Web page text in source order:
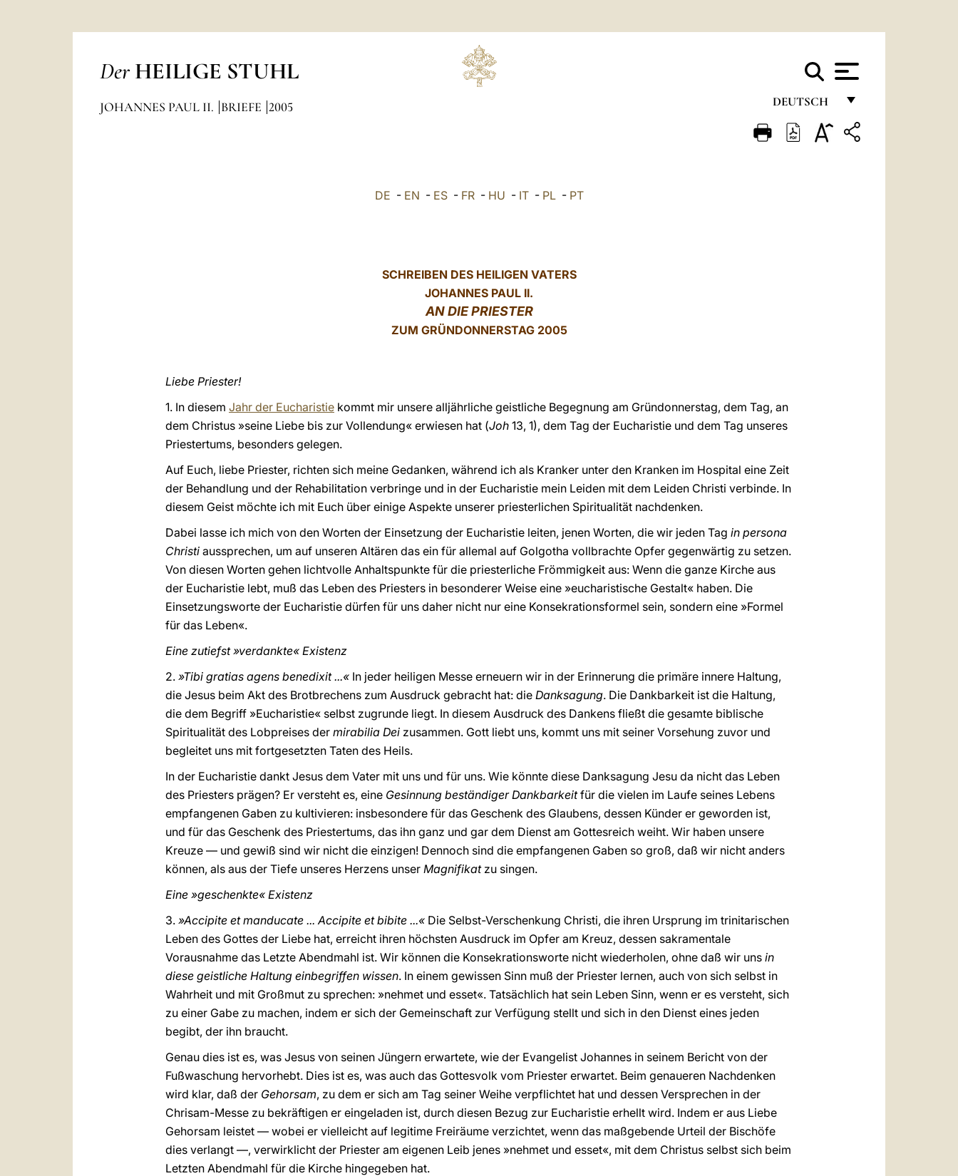
Der HEILIGE STUHL
DEUTSCH
FRANÇAIS
JOHANNES PAUL II. BRIEFE 2005
DE - EN - ES- FR- HU - IT- PL- PT
SCHREIBEN DES HEILIGEN VATERS
JOHANNES PAUL II.
AN DIE PRIESTER
ZUM GRÜNDONNERSTAG 2005
Liebe Priester!
1. In diesem Jahr der Eucharistie kommt mir unsere alljährliche geistliche Begegnung am Gründonnerstag, dem Tag, an
dem Christus »seine Liebe bis zur Vollendung« erwiesen hat (Joh 13, 1), dem Tag der Eucharistie und dem Tag unseres
Priestertums, besonders gelegen.
Auf Euch, liebe Priester, richten sich meine Gedanken, während ich als Kranker unter den Kranken im Hospital eine Zeit
der Behandlung und der Rehabilitation verbringe und in der Eucharistie mein Leiden mit dem Leiden Christi verbinde. In
diesem Geist möchte ich mit Euch über einige Aspekte unserer priesterlichen Spiritualität nachdenken.
Dabei lasse ich mich von den Worten der Einsetzung der Eucharistie leiten, jenen Worten, die wir jeden Tag in persona
Christi aussprechen, um auf unseren Altären das ein für allemal auf Golgotha vollbrachte Opfer gegenwärtig zu setzen.
Von diesen Worten gehen lichtvolle Anhaltspunkte für die priesterliche Frömmigkeit aus: Wenn die ganze Kirche aus
der Eucharistie lebt, muß das Leben des Priesters in besonderer Weise eine »eucharistische Gestalt« haben. Die
Einsetzungsworte der Eucharistie dürfen für uns daher nicht nur eine Konsekrationsformel sein, sondern eine »Formel
für das Leben«.
Eine zutiefst »verdankte« Existenz
2. »Tibi gratias agens benedixit ...« In jeder heiligen Messe erneuern wir in der Erinnerung die primäre innere Haltung,
die Jesus beim Akt des Brotbrechens zum Ausdruck gebracht hat: die Danksagung. Die Dankbarkeit ist die Haltung,
die dem Begriff »Eucharistie« selbst zugrunde liegt. In diesem Ausdruck des Dankens fließt die gesamte biblische
Spiritualität des Lobpreises der mirabilia Dei zusammen. Gott liebt uns, kommt uns mit seiner Vorsehung zuvor und
begleitet uns mit fortgesetzten Taten des Heils.
In der Eucharistie dankt Jesus dem Vater mit uns und für uns. Wie könnte diese Danksagung Jesu da nicht das Leben
des Priesters prägen? Er versteht es, eine Gesinnung beständiger Dankbarkeitfür die vielen im Laufe seines Lebens
empfangenen Gaben zu kultivieren: insbesondere für das Geschenk des Glaubens, dessen Künder er geworden ist,
und für das Geschenk des Priestertums, das ihn ganz und gar dem Dienst am Gottesreich weiht. Wir haben unsere
Kreuze — und gewiß sind wir nicht die einzigen! Dennoch sind die empfangenen Gaben so groß, daß wir nicht anders
können, als aus der Tiefe unseres Herzens unser Magnifikatzu singen.
Eine »geschenkte« Existenz
3. »Accipite et manducate ... Accipite et bibite ...« Die Selbst-Verschenkung Christi, die ihren Ursprung im trinitarischen
Leben des Gottes der Liebe hat, erreicht ihren höchsten Ausdruck im Opfer am Kreuz, dessen sakramentale
Vorausnahme das Letzte Abendmahl ist. Wir können die Konsekrationsworte nicht wiederholen, ohne daß wir uns in
diese geistliche Haltung einbegriffen wissen. In einem gewissen Sinn muß der Priester lernen, auch von sich selbst in
Wahrheit und mit Großmut zu sprechen: »nehmet und esset«. Tatsächlich hat sein Leben Sinn, wenn er es versteht, sich
zu einer Gabe zu machen, indem er sich der Gemeinschaft zur Verfügung stellt und sich in den Dienst eines jeden
begibt, der ihn braucht.
Genau dies ist es, was Jesus von seinen Jüngern erwartete, wie der Evangelist Johannes in seinem Bericht von der
Fußwaschung hervorhebt. Dies ist es, was auch das Gottesvolk vom Priester erwartet. Beim genaueren Nachdenken
wird klar, daß der Gehorsam, zu dem er sich am Tag seiner Weihe verpflichtet hat und dessen Versprechen in der
Chrisam-Messe zu bekräftigen er eingeladen ist, durch diesen Bezug zur Eucharistie erhellt wird. Indem er aus Liebe
Gehorsam leistet — wobei er vielleicht auf legitime Freiräume verzichtet, wenn das maßgebende Urteil der Bischöfe
dies verlangt —, verwirklicht der Priester am eigenen Leib jenes »nehmet und esset«, mit dem Christus selbst sich beim
Letzten Abendmahl für die Kirche hingegeben hat.